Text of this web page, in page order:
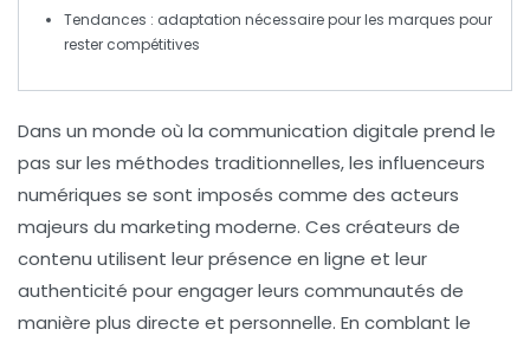
Tendances : adaptation nécessaire pour les marques pour
rester compétitives
Dans un monde où la communication digitale prend le
pas sur les méthodes traditionnelles, les influenceurs
numériques se sont imposés comme des acteurs
majeurs du marketing moderne. Ces créateurs de
contenu utilisent leurprésence en ligne et leur
authenticité pour engager leurs communautés de
manière plus directe et personnelle. En comblant le